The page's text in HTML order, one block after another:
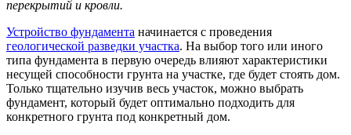
перекрытий и кровли.
Устройство фундамента начинается с проведения
геологической разведки участка. На выбор того или иного
типа фундамента в первую очередь влияют характеристики
несущей способности грунта на участке, где будет стоять дом.
Только тщательно изучив весь участок, можно выбрать
фундамент, который будет оптимально подходить для
конкретного грунта под конкретный дом.